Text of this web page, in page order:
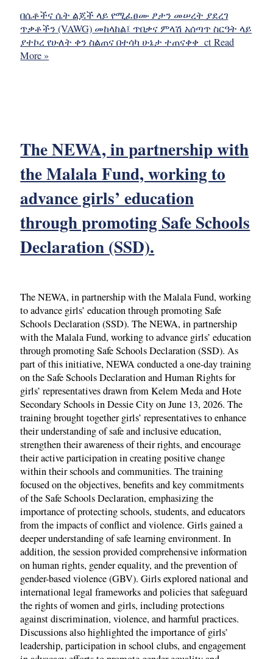
በሴቶችና ሴት ልጆች ላይ የሚፈፀሙ ፆታን መሠረት ያደረገ
ጥቃቶችን (VAWG) መከላከል፤ ጥበቃና ምላሽ አሰጣጥ ስርዓት ላይ
ያተኮረ የሁለት ቀን ስልጠና በተሳካ ሁኔታ ተጠናቀቀ ctRead
More »
The NEWA, in partnership with
the Malala Fund, working to
advance girls’ education
through promoting Safe Schools
Declaration (SSD).
The NEWA, in partnership with the Malala Fund, working
to advance girls’ education through promoting Safe
Schools Declaration (SSD). The NEWA, in partnership
with the Malala Fund, working to advance girls’ education
through promoting Safe Schools Declaration (SSD). As
part of this initiative, NEWA conducted a one-day training
on the Safe Schools Declaration and Human Rights for
girls’ representatives drawn from Kelem Meda and Hote
Secondary Schools in Dessie City on June 13, 2026. The
training brought together girls’ representatives to enhance
their understanding of safe and inclusive education,
strengthen their awareness of their rights, and encourage
their active participation in creating positive change
within their schools and communities. The training
focused on the objectives, benefits and key commitments
of the Safe Schools Declaration, emphasizing the
importance of protecting schools, students, and educators
from the impacts of conflict and violence. Girls gained a
deeper understanding of safe learning environment. In
addition, the session provided comprehensive information
on human rights, gender equality, and the prevention of
gender-based violence (GBV). Girls explored national and
international legal frameworks and policies that safeguard
the rights of women and girls, including protections
against discrimination, violence, and harmful practices.
Discussions also highlighted the importance of girls’
leadership, participation in school clubs, and engagement